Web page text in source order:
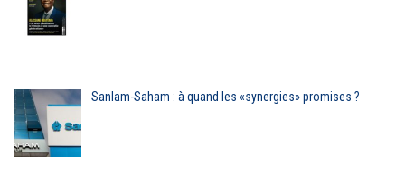
Sanlam-Saham : à quand les «synergies» promises ?